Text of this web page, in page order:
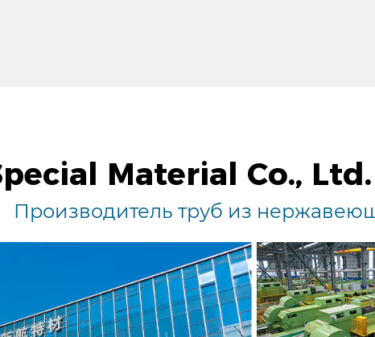
Material Co., Ltd.
Производитель труб из